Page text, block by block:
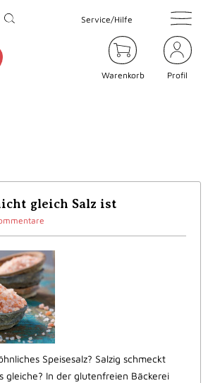
Service/Hilfe
Warenkorb Profil
gleich Salz ist
Speisesalz? Salzig schmeckt
gleiche? In der glutenfreien Bäckerei